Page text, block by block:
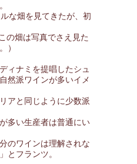
な畑を見てきたが、初
の畑は写真でさえ見た
）
ィナミを提唱したシュ
然派ワインが多いイメ
アと同じように少数派
多い生産者は普通にい
のワインは理解されな
とフランツ。